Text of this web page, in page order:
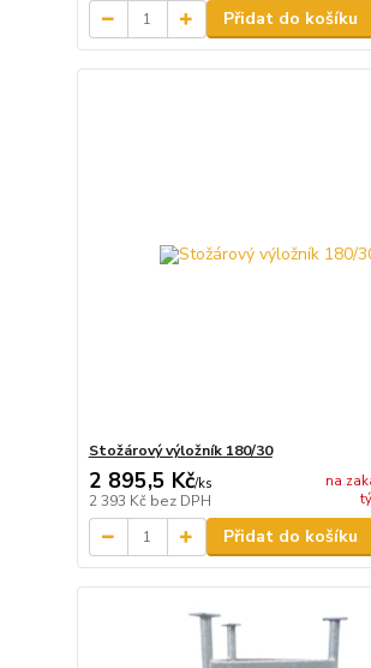
Přidat do košíku
Stožárový výložník 180/30
2 895,5 Kč/ks
2 393 Kč bez DPH
na
Přidat do košíku